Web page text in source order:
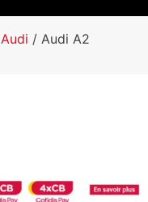
Audi / Audi A2